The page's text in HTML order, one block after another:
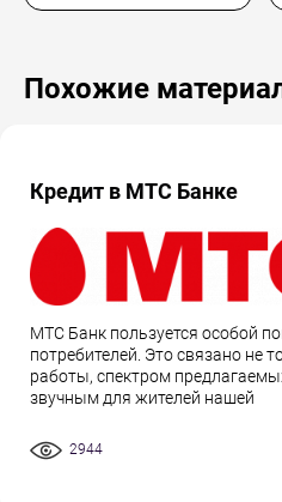
Похожие
Кредит в МТС Банке
МТС Банк пользуется особой
потребителей. Это связано не
работы, спектром
звучным для жителей нашей
2944